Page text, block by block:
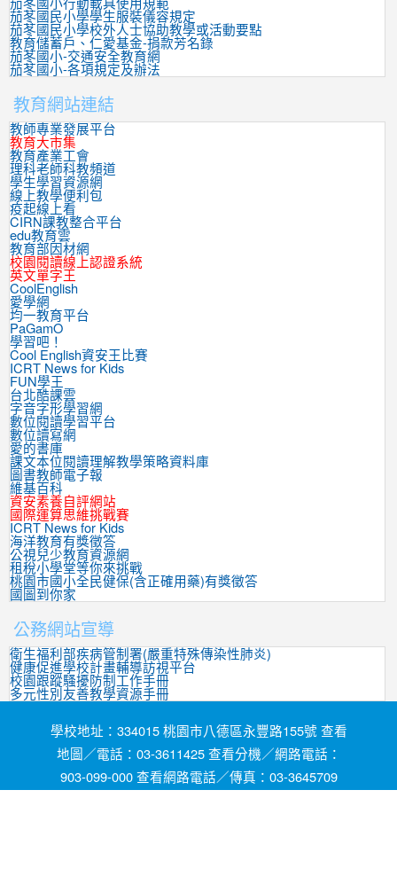
茄苳國小行動載具使用規範
茄苳國民小學學生服裝儀容規定
茄苳國民小學校外人士協助教學或活動要點
教育儲蓄戶、仁愛基金-捐款芳名錄
茄苳國小-交通安全教育網
茄苳國小-各項規定及辦法
教育網站連結
教師專業發展平台
教育大市集
教育產業工會
理科老師科教頻道
學生學習資源網
線上教學便利包
疫起線上看
CIRN課教整合平台
edu教育雲
教育部因材網
校園閱讀線上認證系統
英文單字王
CoolEnglish
愛學網
均一教育平台
PaGamO
學習吧！
Cool English資安王比賽
ICRT News for Kids
FUN學王
台北酷課雲
字音字形學習網
數位閱讀學習平台
數位讀寫網
愛的書庫
課文本位閱讀理解教學策略資料庫
圖書教師電子報
維基百科
資安素養自評網站
國際運算思維挑戰賽
ICRT News for Kids
海洋教育有獎徵答
公視兒少教育資源網
租稅小學堂等你來挑戰
桃園市國小全民健保(含正確用藥)有獎徵答
國圖到你家
公務網站宣導
衛生福利部疾病管制署(嚴重特殊傳染性肺炎)
健康促進學校計畫輔導訪視平台
校園跟蹤騷擾防制工作手冊
多元性別友善教學資源手冊
學校地址：334015 桃園市八德區永豐路155號 查看
地圖／電話：03-3611425 查看分機／網路電話：
903-099-000 查看網路電話／傳真：03-3645709